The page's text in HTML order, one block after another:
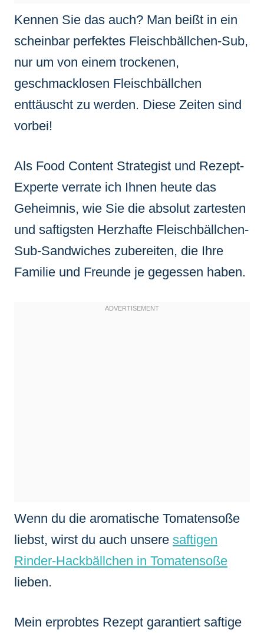
Kennen Sie das auch? Man beißt in ein
scheinbar perfektes Fleischbällchen-Sub,
nur um von einem trockenen,
geschmacklosen Fleischbällchen
enttäuscht zu werden. Diese Zeiten sind
vorbei!
Als Food Content Strategist und Rezept-
Experte verrate ich Ihnen heute das
Geheimnis, wie Sie die absolut zartesten
und saftigsten Herzhafte Fleischbällchen-
Sub-Sandwiches zubereiten, die Ihre
Familie und Freunde je gegessen haben.
Wenn du die aromatische Tomatensoße
liebst, wirst du auch unsere saftigen
Rinder-Hackbällchen in Tomatensoße
lieben.
Mein erprobtes Rezept garantiert saftige